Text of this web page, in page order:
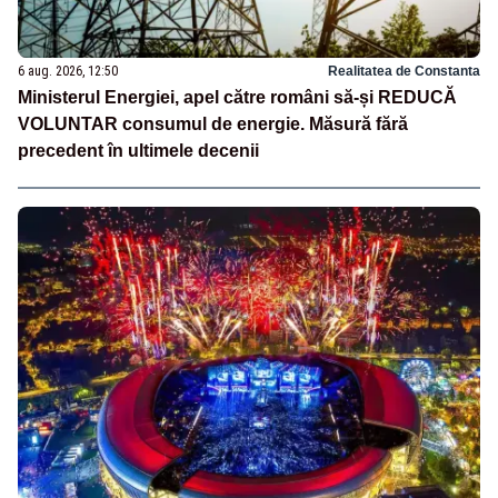
6 aug. 2026, 12:50 Realitatea de Constanta
Ministerul Energiei, apel către români să-și REDUCĂ
VOLUNTAR consumul de energie. Măsură fără
precedent în ultimele decenii